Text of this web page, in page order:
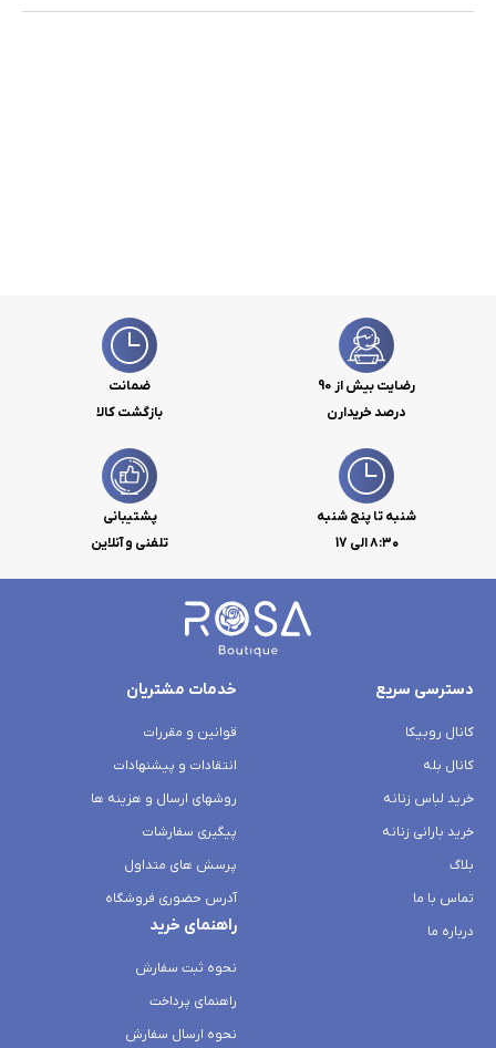
رضایت بیش از 90
درصد خریدارن
ضمانت
بازگشت کالا
شنبه تا پنج شنبه
۸:۳۰ الی 17
پشتیبانی
تلفنی و آنلاین
دسترسی سریع
کانال روبیکا
کانال بله
خرید لباس زنانه
خرید بارانی زنانه
بلاگ
تماس با ما
درباره ما
خدمات مشتریان
قوانین و مقررات
انتقادات و پیشنهادات
روشهای ارسال و هزینه ها
پیگیری سفارشات
پرسش های متداول
آدرس حضوری فروشگاه
راهنمای خرید
نحوه ثبت سفارش
راهنمای پرداخت
نحوه ارسال سفارش